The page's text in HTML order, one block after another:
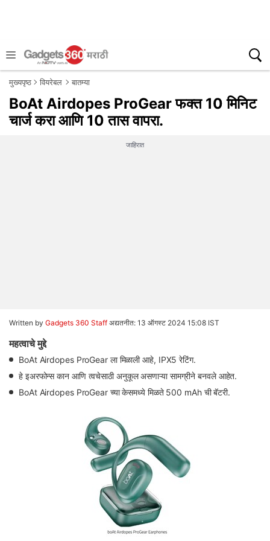
मुख्यपृष्ठ वियरेबल बातम्या
BoAt Airdopes ProGear फक्त 10 मिनिट
चार्ज करा आणि 10 तास वापरा.
जाहिरात
Written by Gadgets 360 Staff अद्यतनीत: 13 ऑगस्ट 2024 15:08 IST
महत्वाचे मुद्दे
BoAt Airdopes ProGear ला मिळाली आहे, IPX5 रेटिंग.
हे इअरफोन्स कान आणि त्वचेसाठी अनुकूल असणाऱ्या सामग्रीने बनवले आहेत.
BoAt Airdopes ProGear च्या केसमध्ये मिळते 500 mAh ची बॅटरी.